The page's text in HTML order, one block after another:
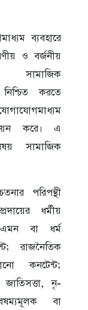
ব্যবহারে
ও বর্জনীয়
সামাজিক
করতে
করে। এ
সামাজিক
পরিপন্থী
ধর্মীয়
বা ধর্ম
রাজনৈতিক
কনটেন্ট;
নৃ-
বা